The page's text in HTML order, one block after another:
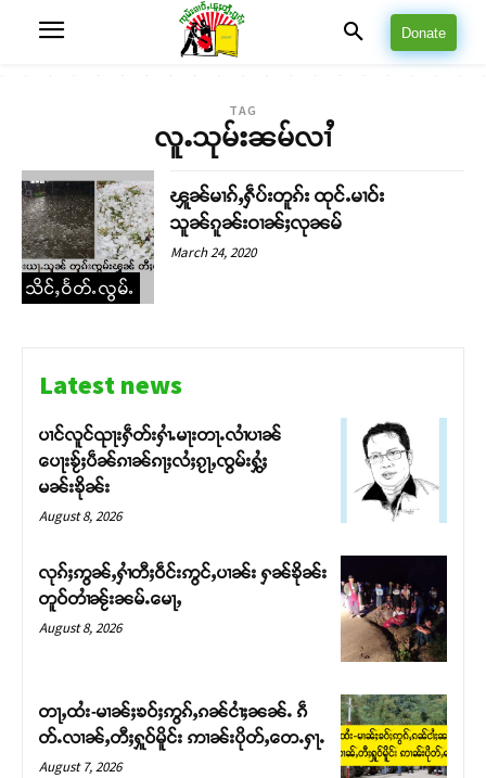
Donate
TAG
လူႉသုမ်းၼမ်လၢႆ
သိင်ႇဝႅတ်ႉလွမ်ႉ
ၾူၼ်မၢၵ်ႇႁဵပ်းတူၵ်း ထုင်ႉမၢဝ်း
သူၼ်ၵူၼ်းဝၢၼ်ႈလုၼမ်
March 24, 2020
Latest news
ပၢင်လူင်ၺႃးႁဵတ်းႁၢႆႉမႃးတႃႉလၢႆပၢၼ် ​​
ပေႃးၶႂ်ႈပဵၼ်ၵၢၼ်ၵႃႈလႆႈၵႂႃႇၸွမ်းႁွႆႈ
မၼ်းၶိုၼ်း
August 8, 2026
လုၵ်ႈဢွၼ်ႇႁၢႆတီႈဝဵင်းဢွင်ႇပၢၼ်း ႁၼ်ၶိုၼ်း
တူဝ်တၢႆၼႂ်းၼမ်ႉမေႃႇ
August 8, 2026
တႃႇထႆး-မၢၼ်ႈၶဝ်ႈဢွၵ်ႇၵၼ်ငၢႆႈၼၼ်ႉ ၵဵ
တ်ႉလၢၼ်ႇတီႈႁူဝ်မိူင်း ဢၢၼ်းပိုတ်ႇတေႉႁႃႉ
August 7, 2026